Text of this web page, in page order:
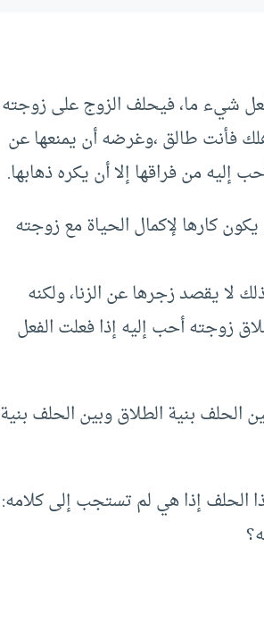
شيء ما، فيحلف الزوج على زوجته
فأنت طالق ،وغرضه أن يمنعها عن
من فراقها إلا أن يكره ذهابها.
كارها لإكمال الحياة مع زوجته
لا يقصد زجرها عن الزنا، ولكنه
زوجته أحب إليه إذا فعلت الفعل
الحلف بنية الطلاق وبين الحلف بنية
الحلف إذا هي لم تستجب إلى كلامه: